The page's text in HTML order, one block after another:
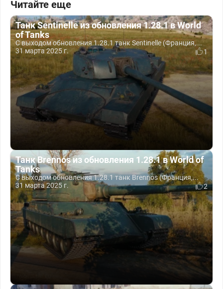
Читайте еще
Танк Sentinelle из обновления 1.28.1 в World
of Tanks
С выходом обновления 1.28.1 танк Sentinelle (Франция,...
31 марта 2025 г.
1
Танк Brennos из обновления 1.28.1 в World of
Tanks
С выходом обновления 1.28.1 танк Brennos (Франция,...
31 марта 2025 г.
2